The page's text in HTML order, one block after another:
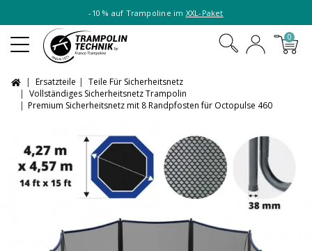
-10 % auf Trampoline im XXL-Paket
0
Ersatzteile
Teile Für Sicherheitsnetz
Vollständiges Sicherheitsnetz Trampolin
Premium Sicherheitsnetz mit 8 Randpfosten für Octopulse 460